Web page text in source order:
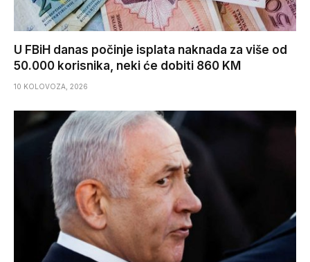
U FBiH danas počinje isplata naknada za više od
50.000 korisnika, neki će dobiti 860 KM
10 KOLOVOZA, 2026